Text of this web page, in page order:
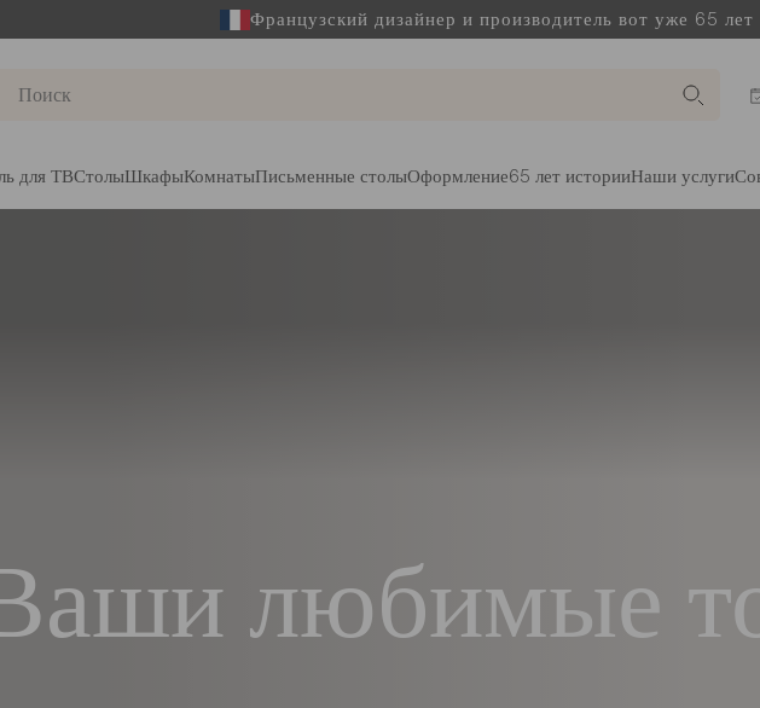
Французский дизайнер и производитель вот уже 65 лет
для ТВСтолыШкафыКомнатыПисьменные столыОформление65 лет историиНаши услуги
любимые